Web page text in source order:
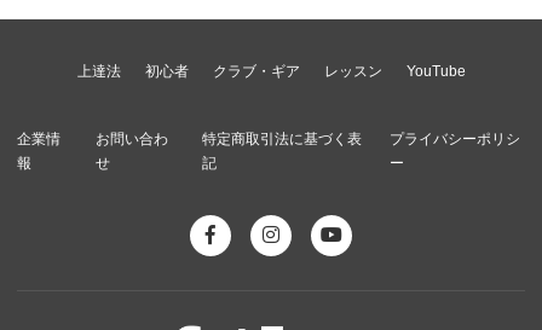
上達法 初心者 クラブ・ギア レッスン YouTube
企業情
報
お問い合わ
せ
特定商取引法に基づく表
記
プライバシーポリシ
ー